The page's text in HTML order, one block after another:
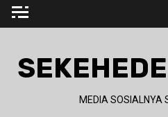
Skip
MEDIA SOSIALNYA